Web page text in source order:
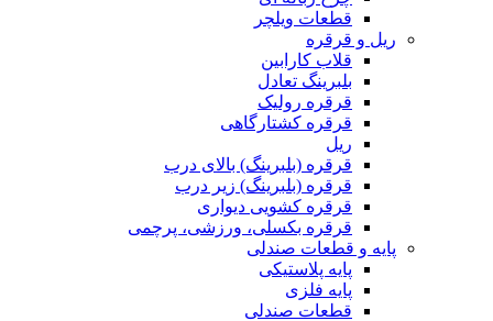
قطعات ویلچر
ریل و قرقره
قلاب کارابین
بلبرینگ تعادل
قرقره رولیک
قرقره کشتارگاهی
ریل
قرقره (بلبرینگ) بالای درب
قرقره (بلبرینگ) زیر درب
قرقره کشویی دیواری
قرقره بکسلی، ورزشی، پرچمی
پایه و قطعات صندلی
پایه پلاستیکی
پایه فلزی
قطعات صندلی